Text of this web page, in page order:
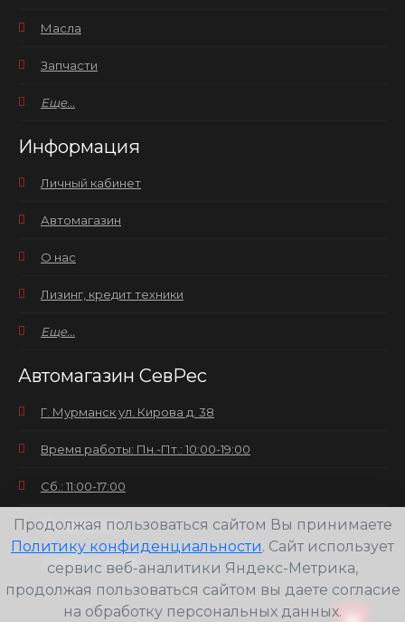
Масла
Запчасти
Еще...
Информация
Личный кабинет
Автомагазин
О нас
Лизинг, кредит техники
Еще...
Автомагазин СевРес
Г. Мурманск ул. Кирова д. 38
Время работы: Пн.-Пт.: 10:00-19:00
Сб.: 11:00-17:00
Вс.: выходной
+7(8152) 25-30-58
Продолжая пользоваться сайтом Вы принимаете
Политику конфиденциальности. Сайт использует
сервис веб-аналитики Яндекс-Метрика,
продолжая пользоваться сайтом вы даете согласие
на обработку персональных данных.